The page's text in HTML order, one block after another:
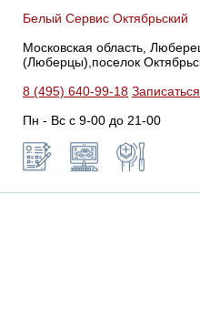
Белый Сервис Октябрьский
Московская область,
(Люберцы),поселок
8 (495) 640-99-18 Записаться
Пн - Вс с 9-00 до 21-00